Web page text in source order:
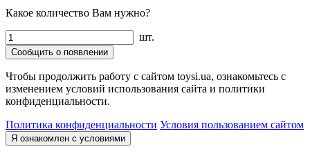
Какое количество Вам нужно?
шт.
Сообщить о появлении
Чтобы продолжить работу с сайтом toysi.ua, ознакомьтесь с
изменением условий использования сайта и политики
конфиденциальности.
Политика конфиденциальности Условия пользованием сайтом
Я ознакомлен с условиями